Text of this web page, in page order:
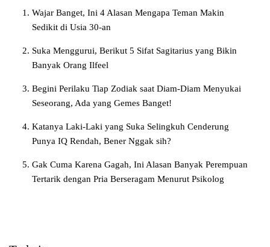
Wajar Banget, Ini 4 Alasan Mengapa Teman Makin
Sedikit di Usia 30-an
Suka Menggurui, Berikut 5 Sifat Sagitarius yang Bikin
Banyak Orang Ilfeel
Begini Perilaku Tiap Zodiak saat Diam-Diam Menyukai
Seseorang, Ada yang Gemes Banget!
Katanya Laki-Laki yang Suka Selingkuh Cenderung
Punya IQ Rendah, Bener Nggak sih?
Gak Cuma Karena Gagah, Ini Alasan Banyak Perempuan
Tertarik dengan Pria Berseragam Menurut Psikolog